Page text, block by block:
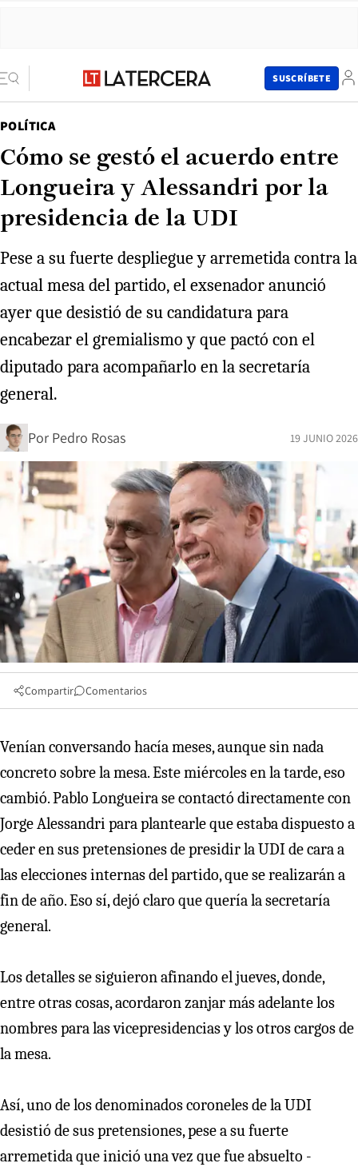
SUSCRÍBETE
POLÍTICA
Cómo se gestó el acuerdo entre
Longueira y Alessandri por la
presidencia de la UDI
Pese a su fuerte despliegue y arremetida contra la
actual mesa del partido, el exsenador anunció
ayer que desistió de su candidatura para
encabezar el gremialismo y que pactó con el
diputado para acompañarlo en la secretaría
general.
Por Pedro Rosas 19 JUNIO 2026
Compartir Comentarios
Venían conversando hacía meses, aunque sin nada
concreto sobre la mesa. Este miércoles en la tarde, eso
cambió. Pablo Longueira se contactó directamente con
Jorge Alessandri para plantearle que estaba dispuesto a
ceder en sus pretensiones de presidir la UDI de cara a
las elecciones internas del partido, que se realizarán a
fin de año. Eso sí, dejó claro que quería la secretaría
general.
Los detalles se siguieron afinando el jueves, donde,
entre otras cosas, acordaron zanjar más adelante los
nombres para las vicepresidencias y los otros cargos de
la mesa.
Así, uno de los denominados coroneles de la UDI
desistió de sus pretensiones, pese a su fuerte
arremetida que inició una vez que fue absuelto -